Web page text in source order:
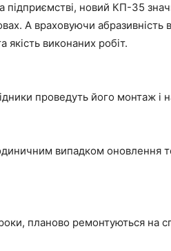
підприємстві, новий КП-35
А враховуючи
виконаних робіт.
проведуть його монтаж і
випадком оновлення
планово ремонтуються на